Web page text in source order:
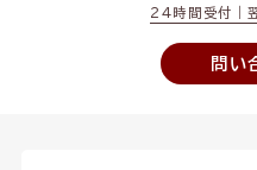
24時間受付｜
問い